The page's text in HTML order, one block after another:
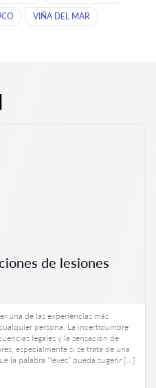
VIÑA DEL MAR
de lesiones
una de las experiencias más
persona. La incertidumbre
legales y la sensación de
especialmente si se trata de una
la palabra “leves” pueda sugerir […]